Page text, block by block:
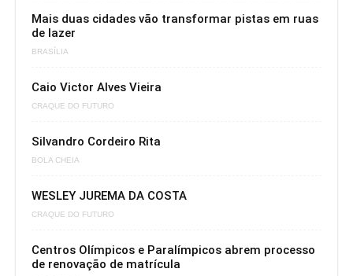
Mais duas cidades vão transformar pistas em ruas
de lazer
BRASÍLIA
Caio Victor Alves Vieira
CRAQUE DO FUTURO
Silvandro Cordeiro Rita
BOLA CHEIA
WESLEY JUREMA DA COSTA
CRAQUE DO FUTURO
Centros Olímpicos e Paralímpicos abrem processo
de renovação de matrícula